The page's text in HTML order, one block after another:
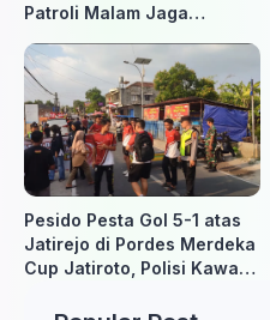
Patroli Malam Jaga
Pesido Pesta Gol 5-1 atas
Jatirejo di Pordes Merdeka
Cup Jatiroto, Polisi Kawal